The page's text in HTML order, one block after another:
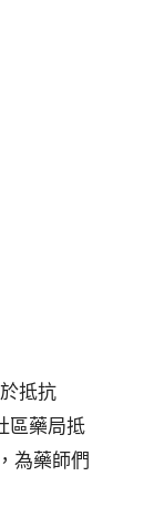
抵抗
區藥局抵
為藥師們